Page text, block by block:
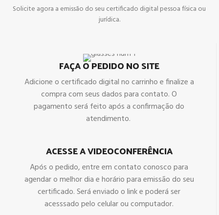
Solicite agora a emissão do seu certificado digital pessoa física ou
jurídica.
FAÇA O PEDIDO NO SITE
Adicione o certificado digital no carrinho e finalize a
compra com seus dados para contato. O
pagamento será feito após a confirmação do
atendimento.
ACESSE A VIDEOCONFERÊNCIA
Após o pedido, entre em contato conosco para
agendar o melhor dia e horário para emissão do seu
certificado. Será enviado o link e poderá ser
acesssado pelo celular ou computador.